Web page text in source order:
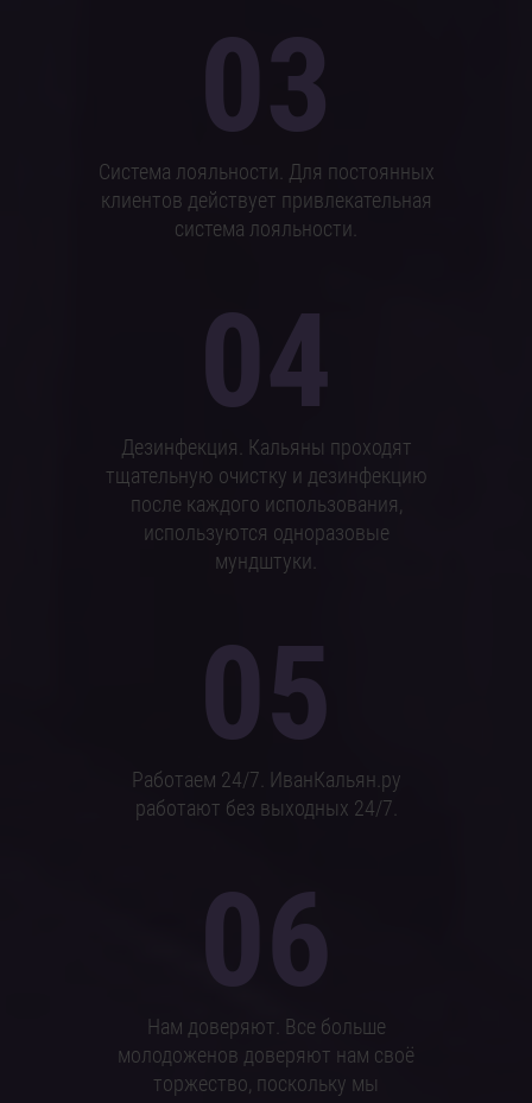
03
Система лояльности. Для постоянных
клиентов действует привлекательная
система лояльности.
04
Дезинфекция. Кальяны проходят
тщательную очистку и дезинфекцию
после каждого использования,
используются одноразовые
мундштуки.
05
Работаем 24/7. ИванКальян.ру
работают без выходных 24/7.
06
Нам доверяют. Все больше
молодоженов доверяют нам своё
торжество, поскольку мы